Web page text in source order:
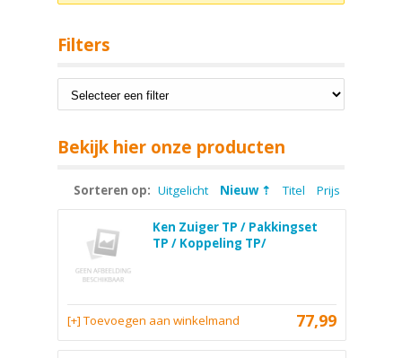
Filters
Bekijk hier onze producten
Sorteren op: Uitgelicht Nieuw Titel Prijs
Ken Zuiger TP / Pakkingset
TP / Koppeling TP/
77,99
[+] Toevoegen aan winkelmand